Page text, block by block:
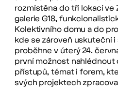
rozmístěna do tří lokací ve
galerie G18,
Kolektivního domu a do
kde se zároveň uskuteční
proběhne v úterý 24.
první možnost nahlédnout
přístupů, témat i forem,
svých projektech